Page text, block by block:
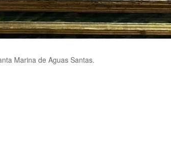
Marina de Aguas Santas.